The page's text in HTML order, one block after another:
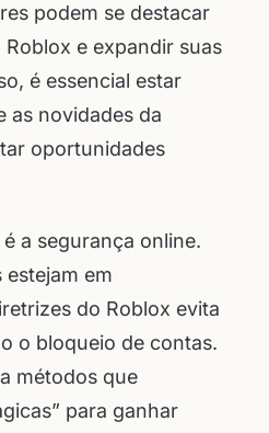
podem se destacar
e expandir suas
é essencial estar
as novidades da
oportunidades
a segurança online.
estejam em
do Roblox evita
o bloqueio de contas.
métodos que
para ganhar